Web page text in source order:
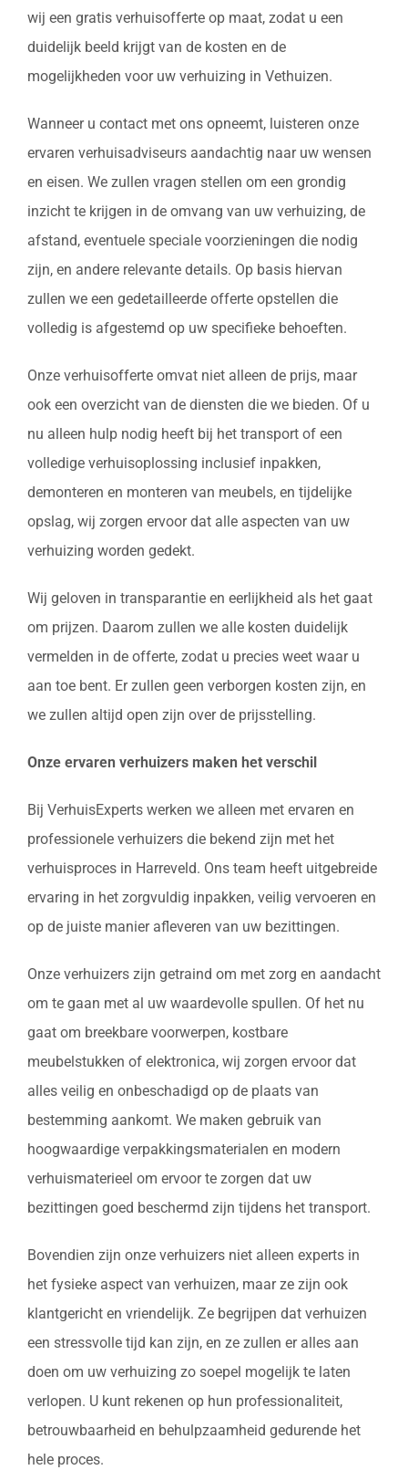
wij een gratis verhuisofferte op maat, zodat u een
duidelijk beeld krijgt van de kosten en de
mogelijkheden voor uw verhuizing in Vethuizen.
Wanneer u contact met ons opneemt, luisteren onze
ervaren verhuisadviseurs aandachtig naar uw wensen
en eisen. We zullen vragen stellen om een grondig
inzicht te krijgen in de omvang van uw verhuizing, de
afstand, eventuele speciale voorzieningen die nodig
zijn, en andere relevante details. Op basis hiervan
zullen we een gedetailleerde offerte opstellen die
volledig is afgestemd op uw specifieke behoeften.
Onze verhuisofferte omvat niet alleen de prijs, maar
ook een overzicht van de diensten die we bieden. Of u
nu alleen hulp nodig heeft bij het transport of een
volledige verhuisoplossing inclusief inpakken,
demonteren en monteren van meubels, en tijdelijke
opslag, wij zorgen ervoor dat alle aspecten van uw
verhuizing worden gedekt.
Wij geloven in transparantie en eerlijkheid als het gaat
om prijzen. Daarom zullen we alle kosten duidelijk
vermelden in de offerte, zodat u precies weet waar u
aan toe bent. Er zullen geen verborgen kosten zijn, en
we zullen altijd open zijn over de prijsstelling.
Onze ervaren verhuizers maken het verschil
Bij VerhuisExperts werken we alleen met ervaren en
professionele verhuizers die bekend zijn met het
verhuisproces in Harreveld. Ons team heeft uitgebreide
ervaring in het zorgvuldig inpakken, veilig vervoeren en
op de juiste manier afleveren van uw bezittingen.
Onze verhuizers zijn getraind om met zorg en aandacht
om te gaan met al uw waardevolle spullen. Of het nu
gaat om breekbare voorwerpen, kostbare
meubelstukken of elektronica, wij zorgen ervoor dat
alles veilig en onbeschadigd op de plaats van
bestemming aankomt. We maken gebruik van
hoogwaardige verpakkingsmaterialen en modern
verhuismaterieel om ervoor te zorgen dat uw
bezittingen goed beschermd zijn tijdens het transport.
Bovendien zijn onze verhuizers niet alleen experts in
het fysieke aspect van verhuizen, maar ze zijn ook
klantgericht en vriendelijk. Ze begrijpen dat verhuizen
een stressvolle tijd kan zijn, en ze zullen er alles aan
doen om uw verhuizing zo soepel mogelijk te laten
verlopen. U kunt rekenen op hun professionaliteit,
betrouwbaarheid en behulpzaamheid gedurende het
hele proces.